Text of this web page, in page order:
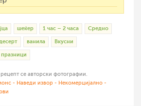
шеќер 1 час – 2 часа Средно
десерт ванила Вкусни
празници
се авторски фотографии.
- Наведи извор - Некомерцијално -